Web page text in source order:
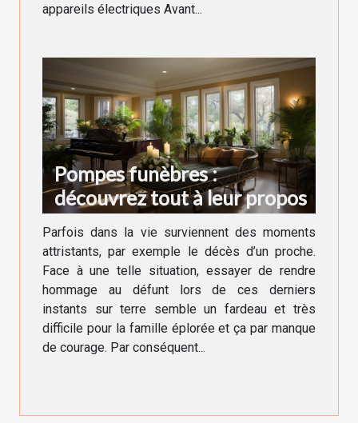
appareils électriques Avant...
Pompes funèbres :
découvrez tout à leur propos
Parfois dans la vie surviennent des moments
attristants, par exemple le décès d’un proche.
Face à une telle situation, essayer de rendre
hommage au défunt lors de ces derniers
instants sur terre semble un fardeau et très
difficile pour la famille éplorée et ça par manque
de courage. Par conséquent...